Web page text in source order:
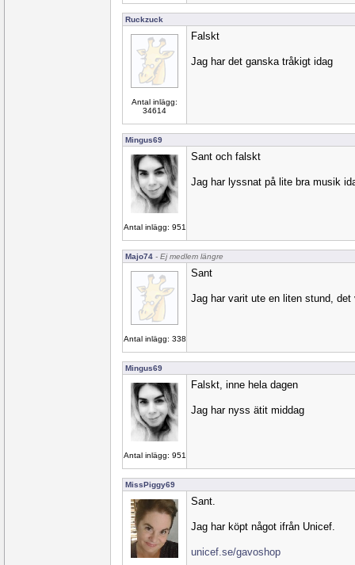
Ruckzuck
Antal inlägg:
34614
Falskt
Jag har det ganska tråkigt idag
Mingus69
Antal inlägg: 951
Sant och falskt
Jag har lyssnat på lite bra musik
Majo74 - Ej medlem längre
Antal inlägg: 338
Sant
Jag har varit ute en liten stund, det
Mingus69
Antal inlägg: 951
Falskt, inne hela dagen
Jag har nyss ätit middag
MissPiggy69
Sant.
Jag har köpt något ifrån Unicef.
unicef.se/gavoshop